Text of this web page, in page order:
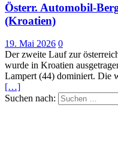
Österr. Automobil-
(Kroatien)
19. Mai 2026 0
Der zweite Lauf zur
wurde in Kroatien
Lampert (44) dominiert. Die
[…]
Suchen nach: